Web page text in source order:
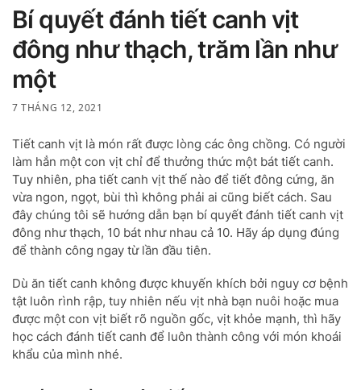
Bí quyết đánh tiết canh vịt
đông như thạch, trăm lần như
một
7 THÁNG 12, 2021
Tiết canh vịt là món rất được lòng các ông chồng. Có người
làm hẳn một con vịt chỉ để thưởng thức một bát tiết canh.
Tuy nhiên, pha tiết canh vịt thế nào để tiết đông cứng, ăn
vừa ngon, ngọt, bùi thì không phải ai cũng biết cách. Sau
đây chúng tôi sẽ hướng dẫn bạn bí quyết đánh tiết canh vịt
đông như thạch, 10 bát như nhau cả 10. Hãy áp dụng đúng
để thành công ngay từ lần đầu tiên.
Dù ăn tiết canh không được khuyến khích bởi nguy cơ bệnh
tật luôn rình rập, tuy nhiên nếu vịt nhà bạn nuôi hoặc mua
được một con vịt biết rõ nguồn gốc, vịt khỏe mạnh, thì hãy
học cách đánh tiết canh để luôn thành công với món khoái
khẩu của mình nhé.